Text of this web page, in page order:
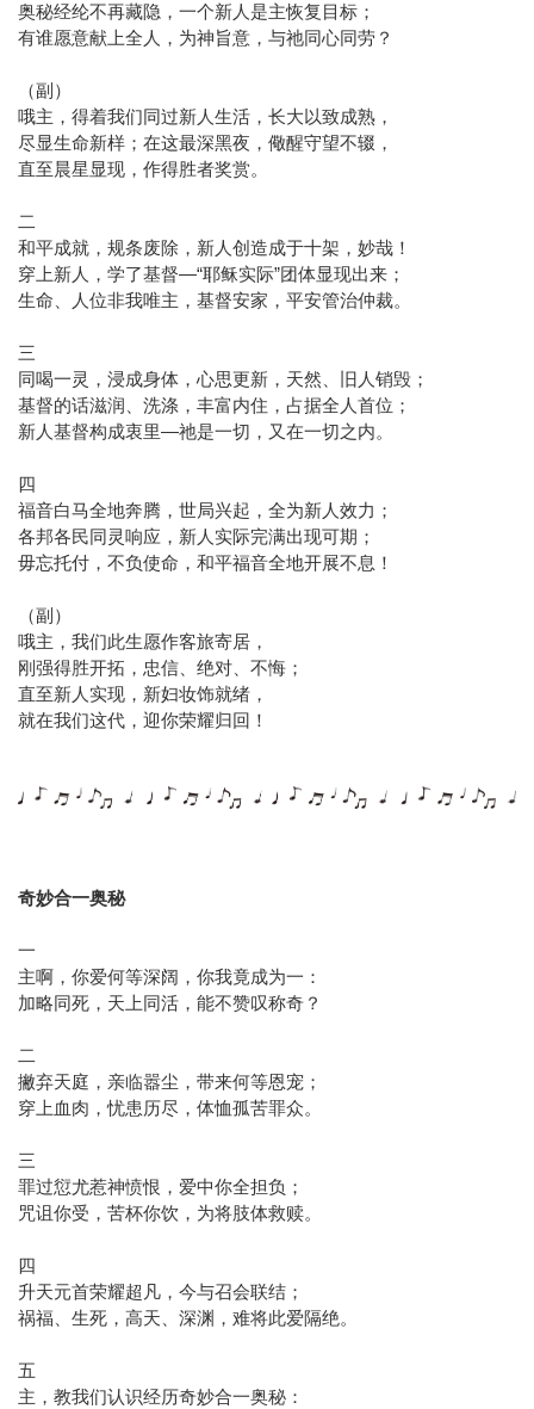
奥秘经纶不再藏隐，一个新人是主恢复目标；
有谁愿意献上全人，为神旨意，与祂同心同劳？
（副）
哦主，得着我们同过新人生活，长大以致成熟，
尽显生命新样；在这最深黑夜，儆醒守望不辍，
直至晨星显现，作得胜者奖赏。
二
和平成就，规条废除，新人创造成于十架，妙哉！
穿上新人，学了基督—“耶稣实际”团体显现出来；
生命、人位非我唯主，基督安家，平安管治仲裁。
三
同喝一灵，浸成身体，心思更新，天然、旧人销毁；
基督的话滋润、洗涤，丰富内住，占据全人首位；
新人基督构成衷里—祂是一切，又在一切之内。
四
福音白马全地奔腾，世局兴起，全为新人效力；
各邦各民同灵响应，新人实际完满出现可期；
毋忘托付，不负使命，和平福音全地开展不息！
（副）
哦主，我们此生愿作客旅寄居，
刚强得胜开拓，忠信、绝对、不悔；
直至新人实现，新妇妆饰就绪，
就在我们这代，迎你荣耀归回！
奇妙合一奥秘
一
主啊，你爱何等深阔，你我竟成为一：
加略同死，天上同活，能不赞叹称奇？
二
撇弃天庭，亲临嚣尘，带来何等恩宠；
穿上血肉，忧患历尽，体恤孤苦罪众。
三
罪过愆尤惹神愤恨，爱中你全担负；
咒诅你受，苦杯你饮，为将肢体救赎。
四
升天元首荣耀超凡，今与召会联结；
祸福、生死，高天、深渊，难将此爱隔绝。
五
主，教我们认识经历奇妙合一奥秘：